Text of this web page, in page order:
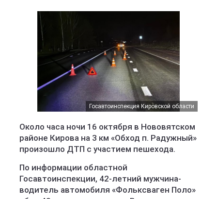
Госавтоинспекция Кировской области
Около часа ночи 16 октября в Нововятском
районе Кирова на 3 км «Обход п. Радужный»
произошло ДТП с участием пешехода.
По информации областной
Госавтоинспекции, 42-летний мужчина-
водитель автомобиля «Фольксваген Поло»